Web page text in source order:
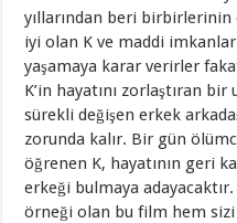
yıllarından beri birbirlerinin
iyi olan K ve maddi
yaşamaya karar verirler
K’in hayatını zorlaştıran bir
sürekli değişen erkek
zorunda kalır. Bir gün
öğrenen K, hayatının geri
erkeği bulmaya
örneği olan bu film hem